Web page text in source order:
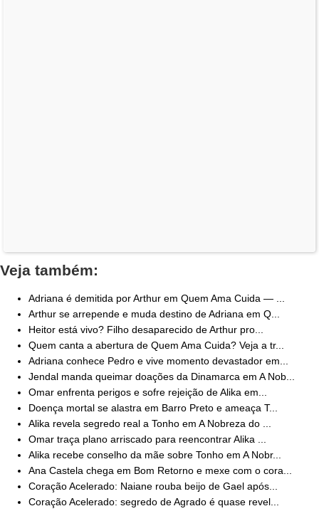
Veja também:
Adriana é demitida por Arthur em Quem Ama Cuida — ...
Arthur se arrepende e muda destino de Adriana em Q...
Heitor está vivo? Filho desaparecido de Arthur pro...
Quem canta a abertura de Quem Ama Cuida? Veja a tr...
Adriana conhece Pedro e vive momento devastador em...
Jendal manda queimar doações da Dinamarca em A Nob...
Omar enfrenta perigos e sofre rejeição de Alika em...
Doença mortal se alastra em Barro Preto e ameaça T...
Alika revela segredo real a Tonho em A Nobreza do ...
Omar traça plano arriscado para reencontrar Alika ...
Alika recebe conselho da mãe sobre Tonho em A Nobr...
Ana Castela chega em Bom Retorno e mexe com o cora...
Coração Acelerado: Naiane rouba beijo de Gael após...
Coração Acelerado: segredo de Agrado é quase revel...